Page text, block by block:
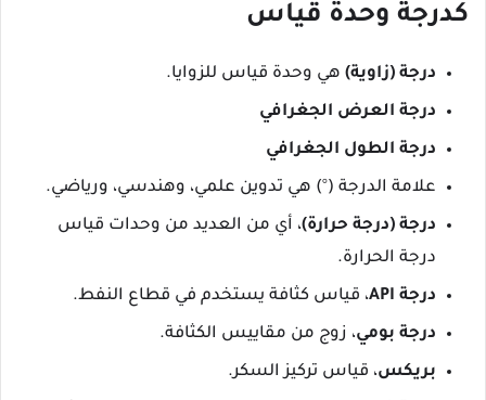
كدرجة وحدة قياس
درجة (زاوية) هي وحدة قياس للزوايا.
درجة العرض الجغرافي
درجة الطول الجغرافي
علامة الدرجة (°) هي تدوين علمي، وهندسي، ورياضي.
درجة (درجة حرارة)، أي من العديد من وحدات قياس
درجة الحرارة.
درجة API ، قياس كثافة يستخدم في قطاع النفط.
درجة بومي، زوج من مقاييس الكثافة.
بريكس، قياس تركيز السكر.